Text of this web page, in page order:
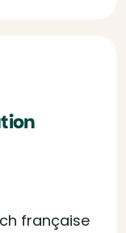
française